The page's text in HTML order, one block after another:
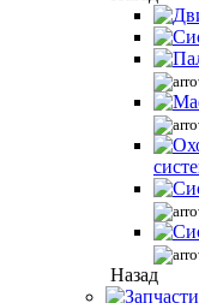
Назад